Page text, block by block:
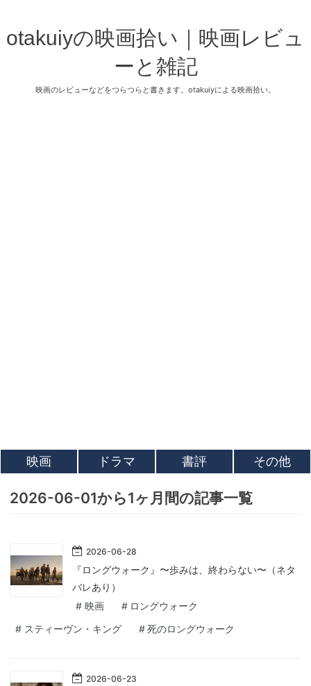
otakuiyの映画拾い｜映画レビュ
ーと雑記
映画のレビューなどをつらつらと書きます。otakuiyによる映画拾い。
映画 ドラマ 書評 その他
2026-06-01から1ヶ月間の記事一覧
2026-06-28
『ロングウォーク』〜歩みは、終わらない〜（ネタ
バレあり）
# 映画 # ロングウォーク
# スティーヴン・キング # 死のロングウォーク
2026-06-23